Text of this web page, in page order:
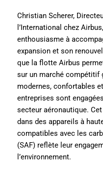
Christian Scherer,
l’International chez
enthousiasme à
expansion et son
que la flotte Airbus
sur un marché compétitif
modernes, confortables
entreprises sont
secteur aéronautique.
dans des appareils à
compatibles avec les
(SAF) reflète leur
l’environnement.